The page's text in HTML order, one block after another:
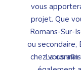
vous
projet. Que
Romans-Sur-
ou secondaire,
chez vous
La